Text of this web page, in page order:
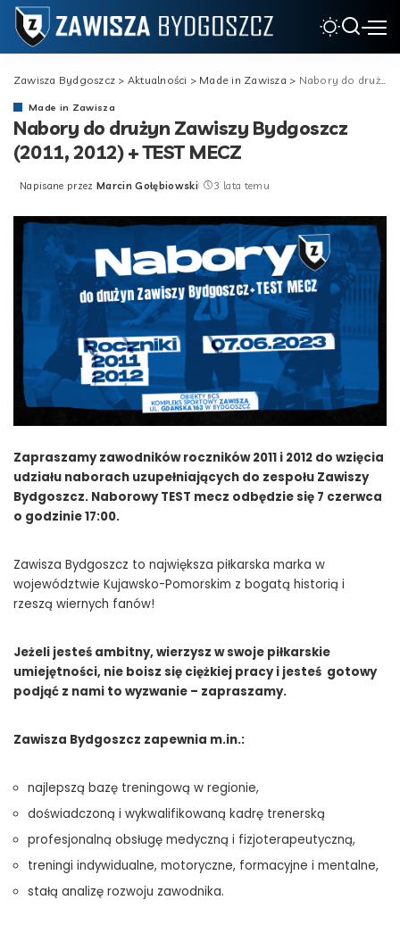
Zawisza Bydgoszcz > Aktualności > Made in Zawisza > Nabory do drużyn Zawiszy Bydgoszcz (2011, 2012) + TEST MECZ
Made in Zawisza
Nabory do drużyn Zawiszy Bydgoszcz
(2011, 2012) + TEST MECZ
Posted
Napisane przez Marcin Gołębiowski 3 lata temu
Zapraszamy zawodników roczników 2011 i 2012 do wzięcia
udziału naborach uzupełniających do zespołu Zawiszy
Bydgoszcz. Naborowy TEST mecz odbędzie się 7 czerwca
o godzinie 17:00.
Zawisza Bydgoszcz to największa piłkarska marka w
województwie Kujawsko-Pomorskim z bogatą historią i
rzeszą wiernych fanów!
Jeżeli jesteś ambitny, wierzysz w swoje piłkarskie
umiejętności, nie boisz się ciężkiej pracy i jesteś gotowy
podjąć z nami to wyzwanie – zapraszamy.
Zawisza Bydgoszcz zapewnia m.in.:
najlepszą bazę treningową w regionie,
doświadczoną i wykwalifikowaną kadrę trenerską
profesjonalną obsługę medyczną i fizjoterapeutyczną,
treningi indywidualne, motoryczne, formacyjne i mentalne,
stałą analizę rozwoju zawodnika.